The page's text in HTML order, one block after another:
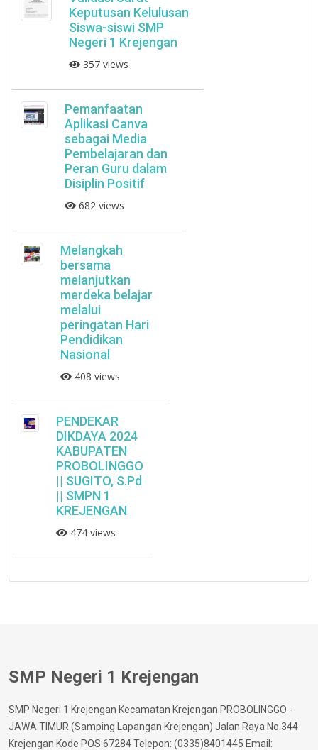
Keputusan Kelulusan
Siswa-siswi SMP
Negeri 1 Krejengan
357 views
Pemanfaatan
Aplikasi Canva
sebagai Media
Pembelajaran dan
Peran Guru dalam
Disiplin Positif
682 views
Melangkah
bersama
melanjutkan
merdeka belajar
melalui
peringatan Hari
Pendidikan
Nasional
408 views
PENDEKAR
DIKDAYA 2024
KABUPATEN
PROBOLINGGO
|| SUGITO, S.Pd
|| SMPN 1
KREJENGAN
474 views
SMP Negeri 1 Krejengan
SMP Negeri 1 Krejengan Kecamatan Krejengan PROBOLINGGO -
JAWA TIMUR (Samping Lapangan Krejengan) Jalan Raya No.344
Krejengan Kode POS 67284 Telepon: (0335)8401445 Email: